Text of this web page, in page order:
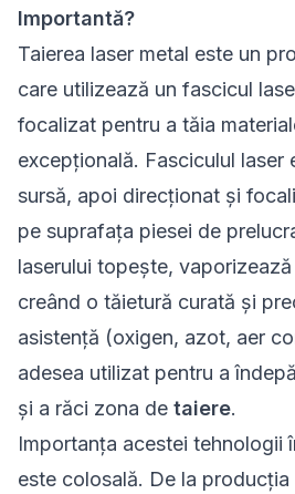
Importantă?
Taierea laser metal este un
care utilizează un fascicul
focalizat pentru a tăia
excepțională. Fasciculul laser
sursă, apoi direcționat și
pe suprafața piesei de
laserului topește,
creând o tăietură curată și
asistență (oxigen, azot, aer
adesea utilizat pentru a
și a răci zona de taiere.
Importanța acestei tehnologii
este colosală. De la